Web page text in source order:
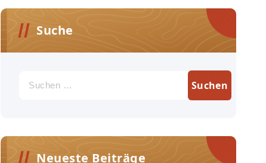
Suche
nach:
Neueste Beiträge